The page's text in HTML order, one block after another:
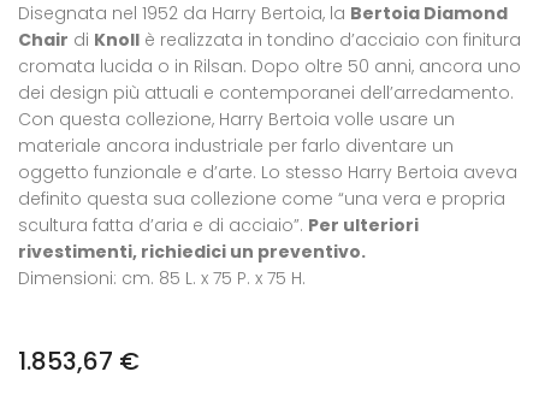
Disegnata nel 1952 da Harry Bertoia, la Bertoia Diamond
Chair di Knoll è realizzata in tondino d’acciaio con finitura
cromata lucida o in Rilsan. Dopo oltre 50 anni, ancora uno
dei design più attuali e contemporanei dell’arredamento.
Con questa collezione, Harry Bertoia volle usare un
materiale ancora industriale per farlo diventare un
oggetto funzionale e d’arte. Lo stesso Harry Bertoia aveva
definito questa sua collezione come “una vera e propria
scultura fatta d’aria e di acciaio”. Per ulteriori
rivestimenti, richiedici un preventivo.
Dimensioni: cm. 85 L. x 75 P. x 75 H.
1.853,67 €